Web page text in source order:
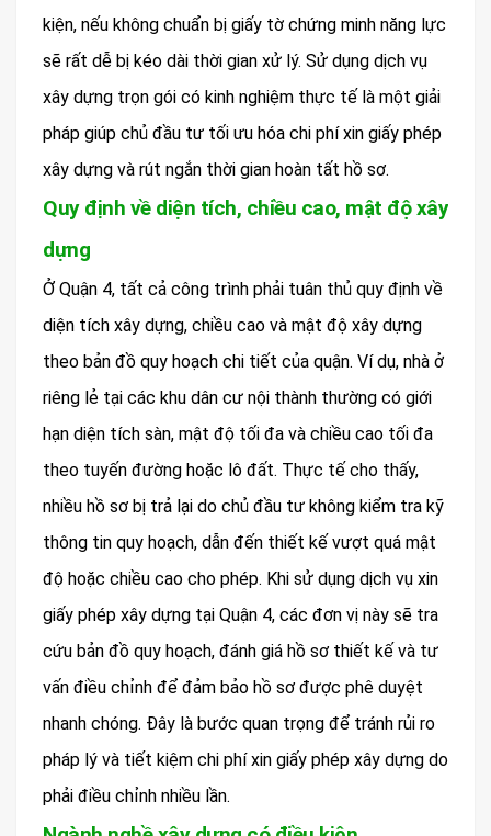
kiện, nếu không chuẩn bị giấy tờ chứng minh năng lực
sẽ rất dễ bị kéo dài thời gian xử lý. Sử dụng dịch vụ
xây dựng trọn gói có kinh nghiệm thực tế là một giải
pháp giúp chủ đầu tư tối ưu hóa chi phí xin giấy phép
xây dựng và rút ngắn thời gian hoàn tất hồ sơ.
Quy định về diện tích, chiều cao, mật độ xây
dựng
Ở Quận 4, tất cả công trình phải tuân thủ quy định về
diện tích xây dựng, chiều cao và mật độ xây dựng
theo bản đồ quy hoạch chi tiết của quận. Ví dụ, nhà ở
riêng lẻ tại các khu dân cư nội thành thường có giới
hạn diện tích sàn, mật độ tối đa và chiều cao tối đa
theo tuyến đường hoặc lô đất. Thực tế cho thấy,
nhiều hồ sơ bị trả lại do chủ đầu tư không kiểm tra kỹ
thông tin quy hoạch, dẫn đến thiết kế vượt quá mật
độ hoặc chiều cao cho phép. Khi sử dụng dịch vụ xin
giấy phép xây dựng tại Quận 4, các đơn vị này sẽ tra
cứu bản đồ quy hoạch, đánh giá hồ sơ thiết kế và tư
vấn điều chỉnh để đảm bảo hồ sơ được phê duyệt
nhanh chóng. Đây là bước quan trọng để tránh rủi ro
pháp lý và tiết kiệm chi phí xin giấy phép xây dựng do
phải điều chỉnh nhiều lần.